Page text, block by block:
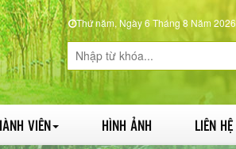
Thứ năm, Ngày 6 Tháng 8 Năm 2026
VIÊN HÌNH ẢNH LIÊN HỆ